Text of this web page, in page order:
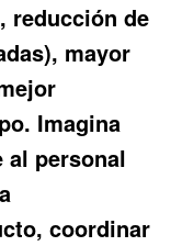
reducción de
mayor
Imagina
al personal
coordinar